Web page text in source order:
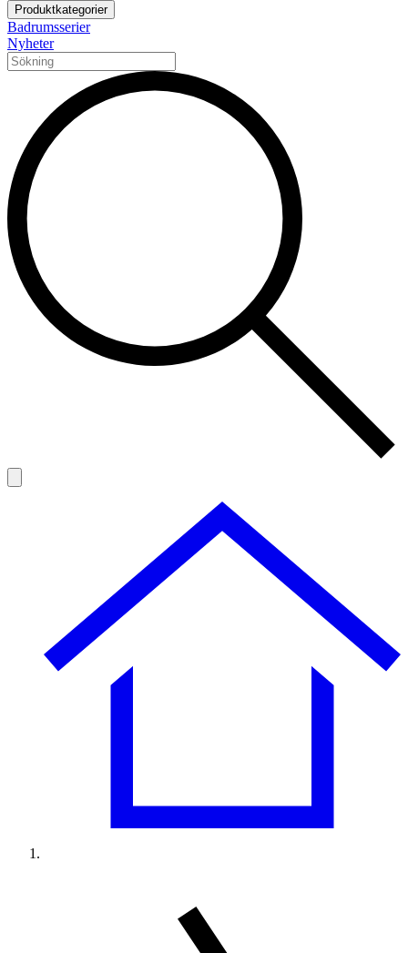
Produktkategorier
Badrumsserier
Nyheter